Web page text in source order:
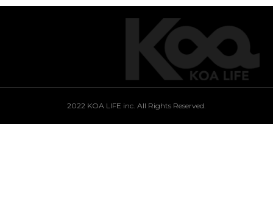
2022 KOA LIFE inc. All Rights Reserved.